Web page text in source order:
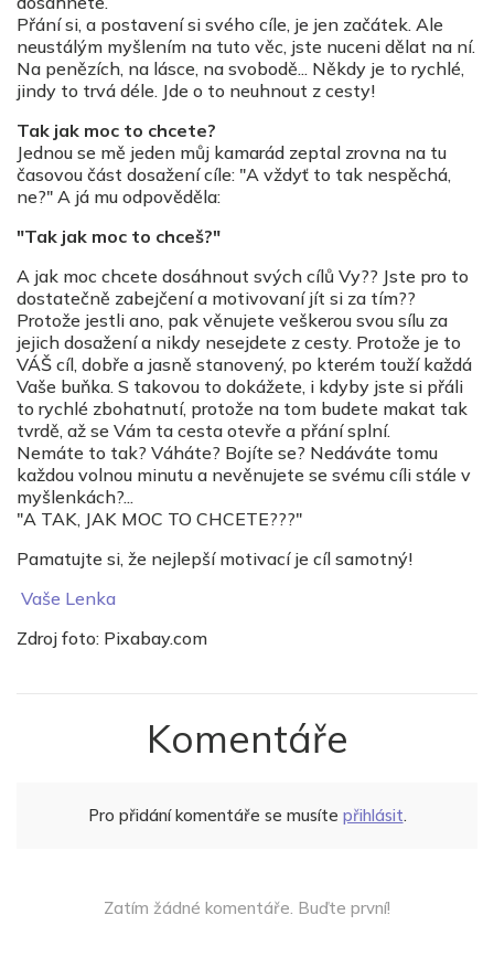
Přání si, a postavení si svého cíle, je jen začátek. Ale
neustálým myšlením na tuto věc, jste nuceni dělat na ní.
Na penězích, na lásce, na svobodě... Někdy je to rychlé,
jindy to trvá déle. Jde o to neuhnout z cesty!
Tak jak moc to chcete?
Jednou se mě jeden můj kamarád zeptal zrovna na tu
časovou část dosažení cíle: "A vždyť to tak nespěchá,
ne?" A já mu odpověděla:
"Tak jak moc to chceš?"
A jak moc chcete dosáhnout svých cílů Vy?? Jste pro to
dostatečně zabejčení a motivovaní jít si za tím??
Protože jestli ano, pak věnujete veškerou svou sílu za
jejich dosažení a nikdy nesejdete z cesty. Protože je to
VÁŠ cíl, dobře a jasně stanovený, po kterém touží každá
Vaše buňka. S takovou to dokážete, i kdyby jste si přáli
to rychlé zbohatnutí, protože na tom budete makat tak
tvrdě, až se Vám ta cesta otevře a přání splní.
Nemáte to tak? Váháte? Bojíte se? Nedáváte tomu
každou volnou minutu a nevěnujete se svému cíli stále v
myšlenkách?...
"A TAK, JAK MOC TO CHCETE???"
Pamatujte si, že nejlepší motivací je cíl samotný!
Vaše Lenka
Zdroj foto: Pixabay.com
Komentáře
Pro přidání komentáře se musíte přihlásit.
Zatím žádné komentáře. Buďte první!